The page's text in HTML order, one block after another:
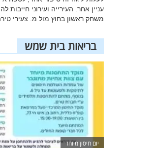
עניין אחר. העירייה ועירוני חייבות
משחק ראשון בחוץ מול מ. צעירי
בריאות בית שמש
יום חיסון מיוחד